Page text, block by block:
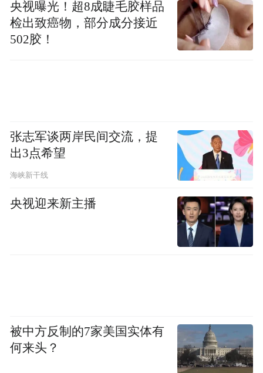
春把义诊帮扶作为履职重要内容，把每次问
诊当作听民声的机会，多项建议成为推动政
策落地的“催化剂”。
处置等一系列实际问题。
省人大代表、鹿邑县高集乡王屯村党支部书
“三老协会”和红白理事会，着力提升基层治
据统计，主题活动中，全省共接待群众13.8
万人次、收集意见建议3.6万条、推动解决问
央视曝光！超8成睫毛胶样品
检出致癌物，部分成分接近
502胶！
张志军谈两岸民间交流，提
出3点希望
海峡新干线
央视迎来新主播
被中方反制的7家美国实体有
何来头？